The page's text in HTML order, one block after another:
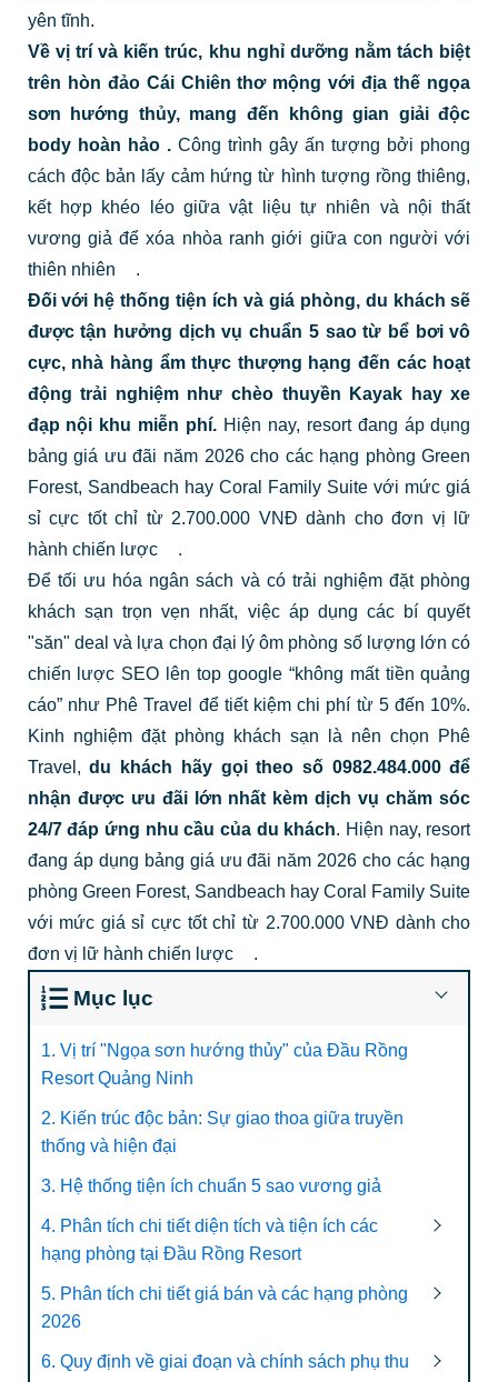
yên tĩnh.
Về vị trí và kiến trúc, khu nghỉ dưỡng nằm tách biệt
trên hòn đảo Cái Chiên thơ mộng với địa thế ngọa
sơn hướng thủy, mang đến không gian giải độc
body hoàn hảo . Công trình gây ấn tượng bởi phong
cách độc bản lấy cảm hứng từ hình tượng rồng thiêng,
kết hợp khéo léo giữa vật liệu tự nhiên và nội thất
vương giả để xóa nhòa ranh giới giữa con người với
thiên nhiên
.
Đối với hệ thống tiện ích và giá phòng, du khách sẽ
được tận hưởng dịch vụ chuẩn 5 sao từ bể bơi vô
cực, nhà hàng ẩm thực thượng hạng đến các hoạt
động trải nghiệm như chèo thuyền Kayak hay xe
đạp nội khu miễn phí. Hiện nay, resort đang áp dụng
bảng giá ưu đãi năm 2026 cho các hạng phòng Green
Forest, Sandbeach hay Coral Family Suite với mức giá
sỉ cực tốt chỉ từ 2.700.000 VNĐ dành cho đơn vị lữ
hành chiến lược
.
Để tối ưu hóa ngân sách và có trải nghiệm đặt phòng
khách sạn trọn vẹn nhất, việc áp dụng các bí quyết
"săn" deal và lựa chọn đại lý ôm phòng số lượng lớn có
chiến lược SEO lên top google “không mất tiền quảng
cáo” như Phê Travel để tiết kiệm chi phí từ 5 đến 10%.
Kinh nghiệm đặt phòng khách sạn là nên chọn Phê
Travel,du khách hãy gọi theo số 0982.484.000 để
nhận được ưu đãi lớn nhất kèm dịch vụ chăm sóc
24/7 đáp ứng nhu cầu của du khách. Hiện nay, resort
đang áp dụng bảng giá ưu đãi năm 2026 cho các hạng
phòng Green Forest, Sandbeach hay Coral Family Suite
với mức giá sỉ cực tốt chỉ từ 2.700.000 VNĐ dành cho
đơn vị lữ hành chiến lược
.
Mục lục
1. Vị trí "Ngọa sơn hướng thủy" của Đầu Rồng
Resort Quảng Ninh
2. Kiến trúc độc bản: Sự giao thoa giữa truyền
thống và hiện đại
3. Hệ thống tiện ích chuẩn 5 sao vương giả
4. Phân tích chi tiết diện tích và tiện ích các
hạng phòng tại Đầu Rồng Resort
5. Phân tích chi tiết giá bán và các hạng phòng
2026
6. Quy định về giai đoạn và chính sách phụ thu